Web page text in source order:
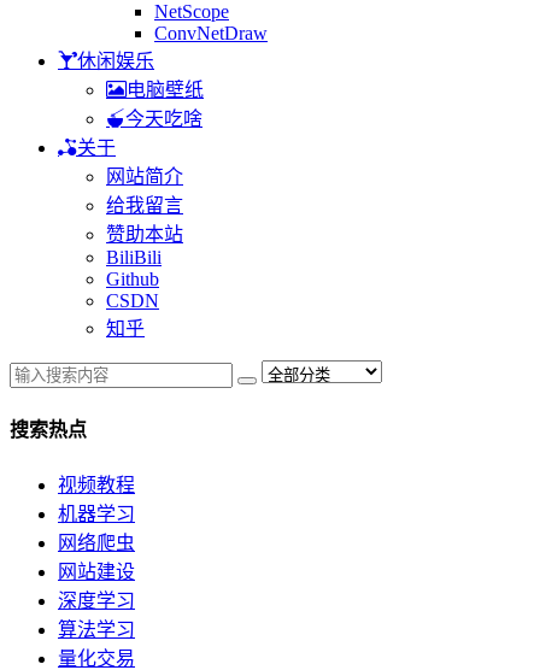
NetScope
ConvNetDraw
休闲娱乐
电脑壁纸
今天吃啥
关于
网站简介
给我留言
赞助本站
BiliBili
Github
CSDN
知乎
搜索热点
视频教程
机器学习
网络爬虫
网站建设
深度学习
算法学习
量化交易